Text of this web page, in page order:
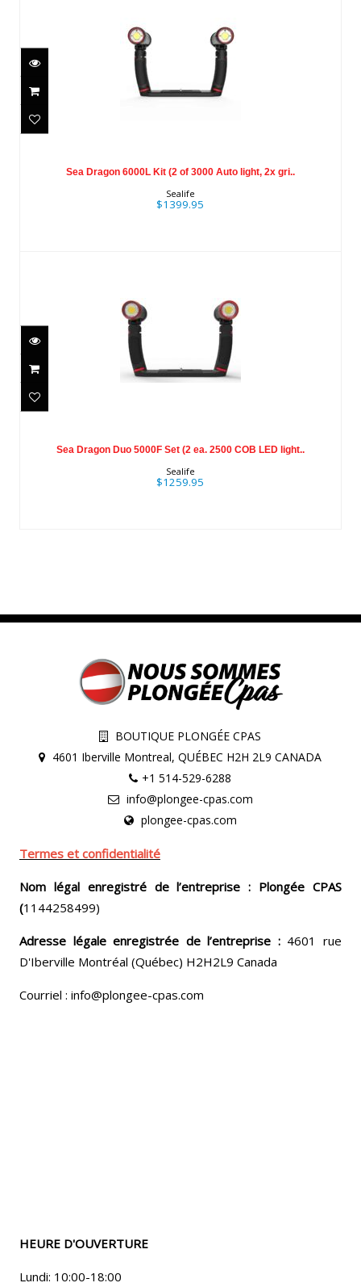
$1399.95
Sea Dragon 6000L Kit (2 of 3000 Auto light, 2x gri..
Sealife
$1399.95
$1259.95
Sea Dragon Duo 5000F Set (2 ea. 2500 COB LED light..
Sealife
$1259.95
BOUTIQUE PLONGÉE CPAS
4601 Iberville Montreal, QUÉBEC H2H 2L9 CANADA
+1 514-529-6288
info@plongee-cpas.com
plongee-cpas.com
Termes et confidentialité
Nom légal enregistré de l’entreprise : Plongée CPAS
(1144258499)
Adresse légale enregistrée de l’entreprise :4601 rue
D'Iberville Montréal (Québec) H2H2L9 Canada
Courriel : info@plongee-cpas.com
HEURE D'OUVERTURE
Lundi: 10:00-18:00